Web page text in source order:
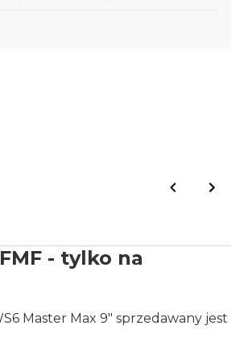
- tylko na
Master Max 9" sprzedawany jest